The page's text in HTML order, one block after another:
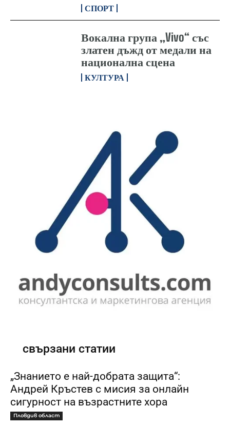
СПОРТ
Вокална група „Vivo“ със
златен дъжд от медали на
национална сцена
КУЛТУРА
свързани статии
„Знанието е най-добрата защита“:
Андрей Кръстев с мисия за онлайн
сигурност на възрастните хора
Пловдив област